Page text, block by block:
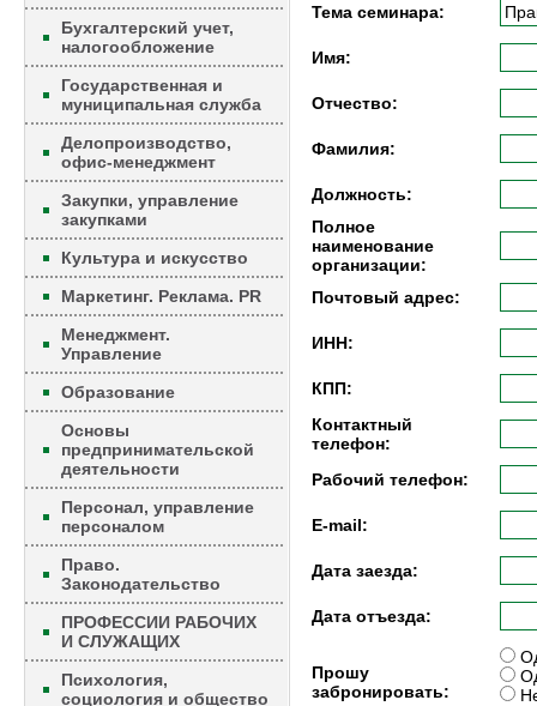
Бухгалтерский учет,
налогообложение
Государственная и
муниципальная служба
Делопроизводство,
офис-менеджмент
Закупки, управление
закупками
Культура и искусство
Маркетинг. Реклама. PR
Менеджмент.
Управление
Образование
Основы
предпринимательской
деятельности
Персонал, управление
персоналом
Право.
Законодательство
ПРОФЕССИИ РАБОЧИХ
И СЛУЖАЩИХ
Психология,
социология и общество
Тема семинара:
Имя:
Отчество:
Фамилия:
Должность:
Полное
наименование
организации:
Почтовый адрес:
ИНН:
КПП:
Контактный
телефон:
Рабочий телефон:
E-mail:
Дата заезда:
Дата отъезда:
Прошу
забронировать: